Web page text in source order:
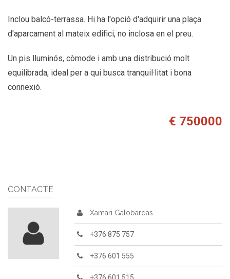
Inclou balcó-terrassa. Hi ha l'opció d'adquirir una plaça
d'aparcament al mateix edifici, no inclosa en el preu.
Un pis lluminós, còmode i amb una distribució molt
equilibrada, ideal per a qui busca tranquil·litat i bona
connexió.
€ 750000
CONTACTE
Xamari Galobardas
+376 875 757
+376 601 555
+376 601 515